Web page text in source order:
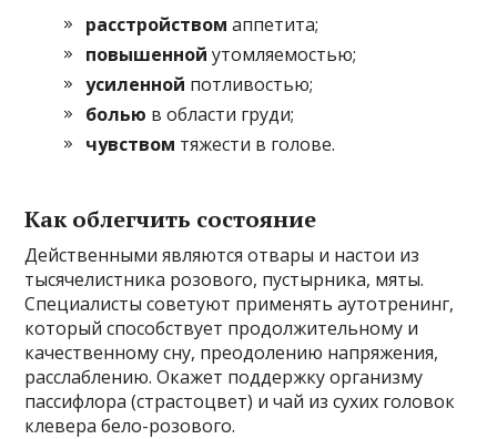
расстройством аппетита;
повышенной утомляемостью;
усиленной потливостью;
болью в области груди;
чувством тяжести в голове.
Как облегчить состояние
Действенными являются отвары и настои из
тысячелистника розового, пустырника, мяты.
Специалисты советуют применять аутотренинг,
который способствует продолжительному и
качественному сну, преодолению напряжения,
расслаблению. Окажет поддержку организму
пассифлора (страстоцвет) и чай из сухих головок
клевера бело-розового.